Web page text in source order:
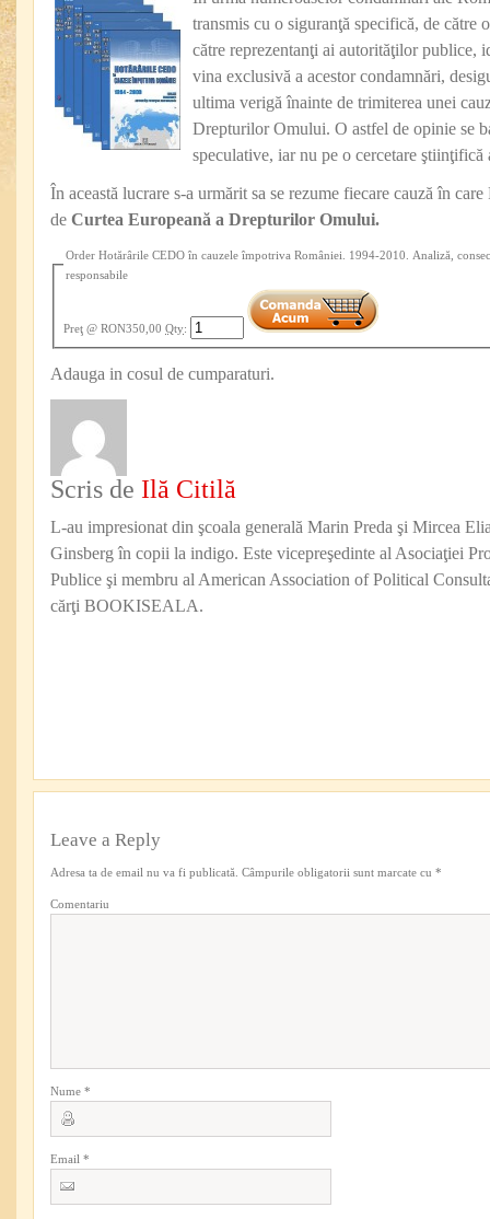
transmis cu o siguranţă specifică, de către
către reprezentanţi ai autorităţilor publice,
vina exclusivă a acestor condamnări,
ultima verigă înainte de trimiterea unei
Drepturilor Omului. O astfel de opinie se
speculative, iar nu pe o cercetare ştiinţifică
În această lucrare s-a urmărit sa se rezume fiecare cauză în
de Curtea Europeană a Drepturilor Omului.
Order Hotărârile CEDO în cauzele împotriva României. 1994-2010. Analiză,
responsabile
Preţ @ RON350,00 Qty:
Adauga in cosul de cumparaturi.
Scris de Ilă Citilă
L-au impresionat din şcoala generală Marin Preda şi Mircea
Ginsberg în copii la indigo. Este vicepreşedinte al Asociaţiei
Publice şi membru al American Association of Political
cărţi BOOKISEALA.
Leave a Reply
Adresa ta de email nu va fi publicată. Câmpurile obligatorii sunt marcate cu *
Comentariu
Nume *
Email *